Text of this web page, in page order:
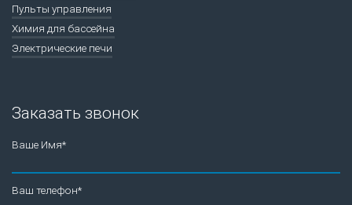
Пульты управления
Химия для бассейна
Электрические печи
Заказать звонок
Ваше Имя*
Ваш телефон*